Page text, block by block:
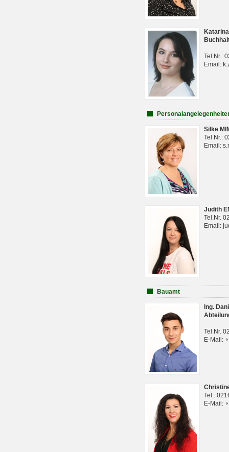
Tel.Nr.:
Email:
Silke
Tel.Nr.:
Email:
Judith
Tel.Nr.
Email:
Bauamt
Ing.
Tel.Nr.
E-Mail:
Tel.:
E-Mail: